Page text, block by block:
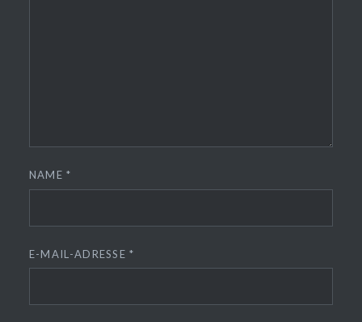
NAME*
E-MAIL-ADRESSE*